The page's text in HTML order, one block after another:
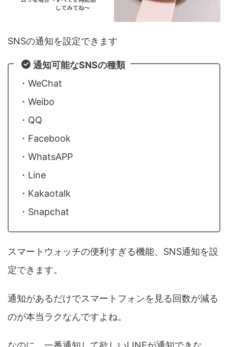
SNSの通知を設定できます
通知可能なSNSの種類
・WeChat
・Weibo
・QQ
・Facebook
・WhatsAPP
・Line
・Kakaotalk
・Snapchat
スマートウォッチの便利すぎる機能、SNS通知を設
定できます。
通知があるだけでスマートフォンを見る回数が減る
のが本当ラクなんですよね。